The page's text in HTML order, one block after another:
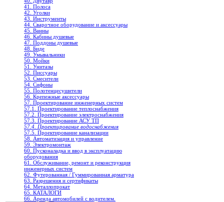
41. Полоса
42. Уголки
43. Инструменты
44. Сварочное оборудование и аксессуары
45. Ванны
46. Кабины душевые
47. Поддоны душевые
48. Биде
49. Умывальники
50. Мойки
51. Унитазы
52. Писсуары
53. Смесители
54. Сифоны
55. Полотенцесушители
56. Крепежные аксессуары
57. Проектирование инженерных систем
57.1. Проектирование теплоснабжения
57.2. Проектирование электроснабжения
57.3. Проектирование АСУ ТП
57.4. Проектирование водоснабжения
57.5. Проектирование канализации
58. Автоматизация и управление
59. Электромонтаж
60. Пусконаладка и ввод в эксплуатацию
оборудования
61. Обслуживание, ремонт и реконструкция
инженерных систем
62. Футерованная / Гуммированная арматура
63. Разрешения и сертификаты
64. Металлопрокат
65. КАТАЛОГИ
66. Аренда автомобилей с водителем.